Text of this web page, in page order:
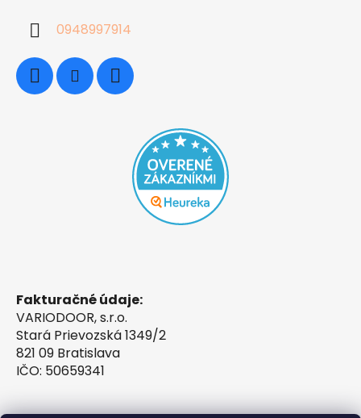
0948997914
Fakturačné údaje:
VARIODOOR, s.r.o.
Stará Prievozská 1349/2
821 09 Bratislava
IČO: 50659341